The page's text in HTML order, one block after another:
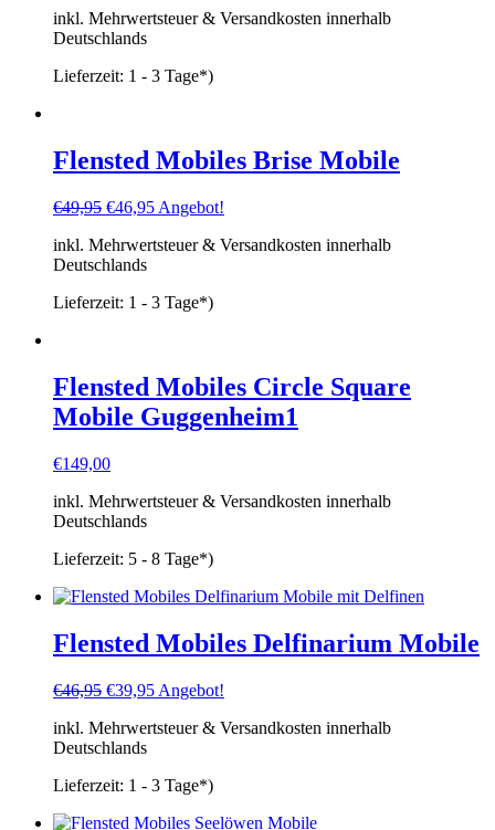
inkl. Mehrwertsteuer & Versandkosten innerhalb
Deutschlands
Lieferzeit: 1 - 3 Tage*)
Flensted Mobiles Brise Mobile
€49,95 Ursprünglicher
war:
€49,95
€46,95Aktueller
ist:
Angebot!
inkl. Mehrwertsteuer & Versandkosten innerhalb
Deutschlands
Lieferzeit: 1 - 3 Tage*)
Flensted Mobiles Circle Square
Mobile Guggenheim1
€149,00
inkl. Mehrwertsteuer & Versandkosten innerhalb
Deutschlands
Lieferzeit: 5 - 8 Tage*)
Flensted Mobiles Delfinarium Mobile
€46,95 Ursprünglicher
war:
€46,95
€39,95Aktueller
ist:
Angebot!
inkl. Mehrwertsteuer & Versandkosten innerhalb
Deutschlands
Lieferzeit: 1 - 3 Tage*)